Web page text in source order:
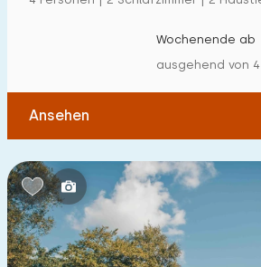
Wochenende ab
ausgehend von
Ansehen